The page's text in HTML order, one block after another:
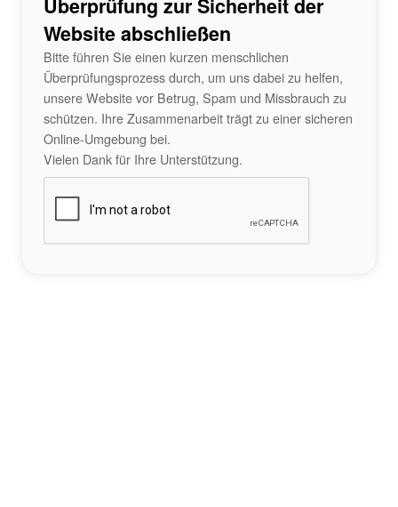
Überprüfung zur Sicherheit der
Website abschließen
Bitte führen Sie einen kurzen menschlichen
Überprüfungsprozess durch, um uns dabei zu helfen,
unsere Website vor Betrug, Spam und Missbrauch zu
schützen. Ihre Zusammenarbeit trägt zu einer sicheren
Online-Umgebung bei.
Vielen Dank für Ihre Unterstützung.